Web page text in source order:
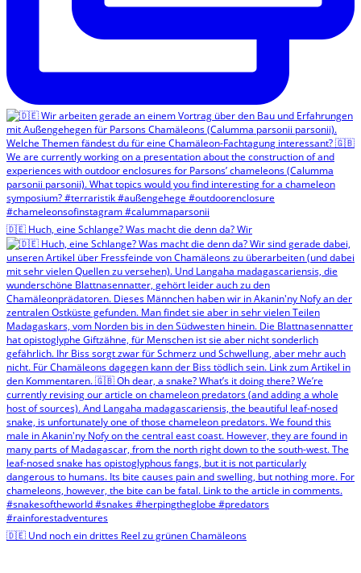
🇩🇪 Huch, eine Schlange? Was macht die denn da? Wir
🇩🇪 Und noch ein drittes Reel zu grünen Chamäleons